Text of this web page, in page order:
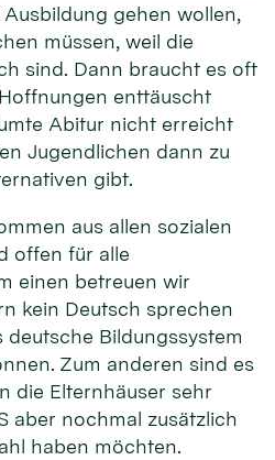
gehen wollen,
müssen, weil die
sind. Dann braucht es oft
enttäuscht
Abitur nicht erreicht
Jugendlichen dann zu
gibt.
aus allen sozialen
offen für alle
einen betreuen wir
kein Deutsch sprechen
Bildungssystem
Zum anderen sind es
die Elternhäuser sehr
aber nochmal zusätzlich
haben möchten.